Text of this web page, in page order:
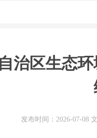
治区生态
发布时间：2026-07-08